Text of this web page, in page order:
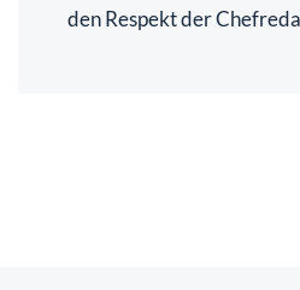
den Respekt der